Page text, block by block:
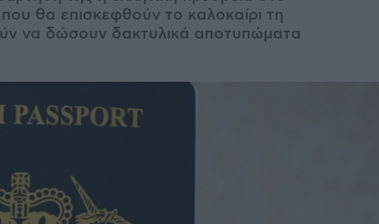
θα επισκεφθούν το καλοκαίρι τη
να δώσουν δακτυλικά αποτυπώματα